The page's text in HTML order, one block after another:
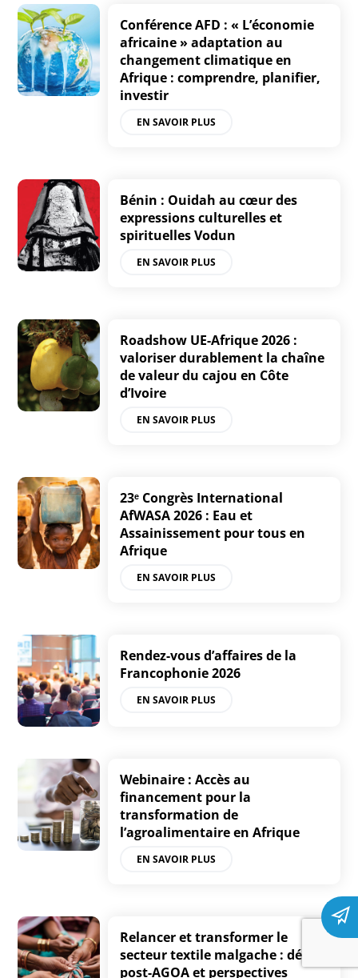
Conférence AFD : « L’économie
africaine » adaptation au
changement climatique en
Afrique : comprendre, planifier,
investir
EN SAVOIR PLUS
Bénin : Ouidah au cœur des
expressions culturelles et
spirituelles Vodun
EN SAVOIR PLUS
Roadshow UE-Afrique 2026 :
valoriser durablement la chaîne
de valeur du cajou en Côte
d’Ivoire
EN SAVOIR PLUS
23ᵉ Congrès International
AfWASA 2026 : Eau et
Assainissement pour tous en
Afrique
EN SAVOIR PLUS
Rendez-vous d’affaires de la
Francophonie 2026
EN SAVOIR PLUS
Webinaire : Accès au
financement pour la
transformation de
l’agroalimentaire en Afrique
EN SAVOIR PLUS
Relancer et transformer le
secteur textile malgache : défis
post-AGOA et perspectives